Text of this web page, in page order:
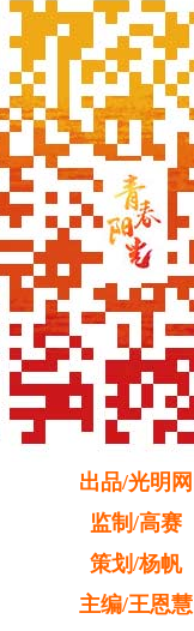
出品/光明网
监制/高赛
策划/杨帆
主编/王恩慧